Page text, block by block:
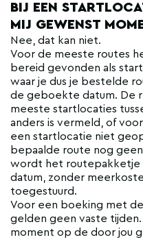
BIJ EEN
MIJ GEWENST
Nee, dat kan niet.
Voor de meeste routes
bereid gevonden als
waar je dus je bestelde
de geboekte datum. De
meeste startlocaties
anders is vermeld, of
een startlocatie niet
bepaalde route nog
wordt het
datum, zonder
toegestuurd.
Voor een boeking met
gelden geen vaste
moment op de door jou